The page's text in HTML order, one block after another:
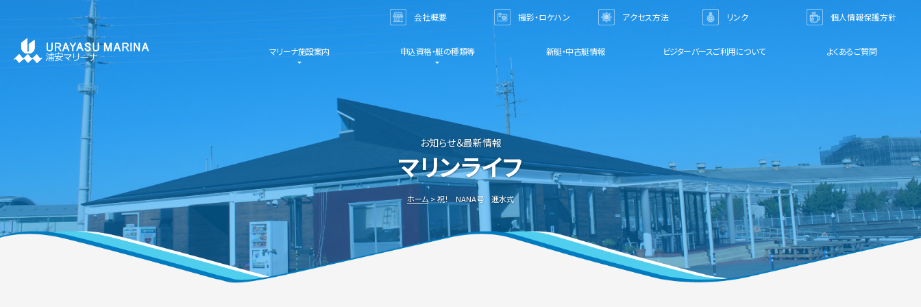
会社概要 撮影・ロケハン アクセス方法 リンク
個人情報保護方針
マリーナ施設案内
申込資格・艇の種類等 新艇・中古艇情報 ビジターバースご利用について よくあるご質問
お知らせ＆最新情報
マリンライフ
ホーム 祝！ NANA号 進水式